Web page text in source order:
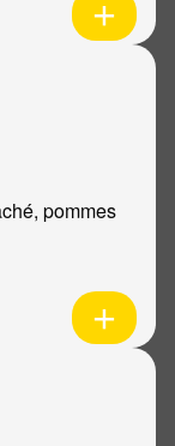
pommes